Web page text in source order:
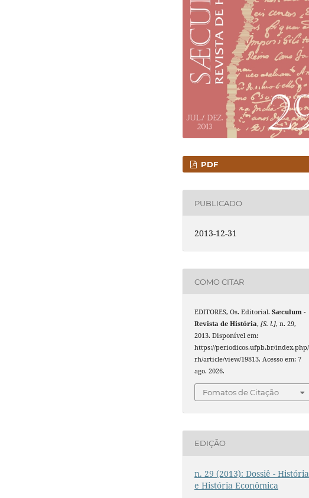
PDF
PUBLICADO
2013-12-31
COMO CITAR
EDITORES, Os. Editorial.Sæculum -
Revista de História,[S. l.], n. 29,
2013. Disponível em:
https://periodicos.ufpb.br/
rh/article/view/19813. Acesso em: 7
ago. 2026.
Fomatos de Citação
EDIÇÃO
n. 29 (2013): Dossiê - História
e História Econômica